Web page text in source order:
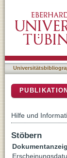
and
Hilfe und
Stöbern